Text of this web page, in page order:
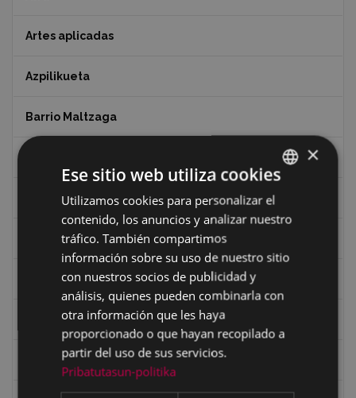
Artes aplicadas
Azpilikueta
Barrio Maltzaga
Ciclismo
Ciclismo "A rueda"
Dibujos de Julen Zabaleta
Eibar desde el aire
Eibartarren ahotan
BASQUE
SPANISH
×
Ese sitio web utiliza cookies
Utilizamos cookies para personalizar el
contenido, los anuncios y analizar nuestro
tráfico. También compartimos
información sobre su uso de nuestro sitio
con nuestros socios de publicidad y
análisis, quienes pueden combinarla con
otra información que les haya
proporcionado o que hayan recopilado a
partir del uso de sus servicios.
Pribatutasun-politika